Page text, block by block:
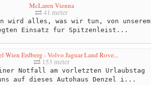
McLaren Vienna
41 meter
wird alles, was wir tun, von unserem
Einsatz fur Spitzenleist...
Wien Erdberg - Volvo Jaguar Land Rove...
153 meter
Notfall am vorletzten Urlaubstag
auf dieses Autohaus Denzel i...